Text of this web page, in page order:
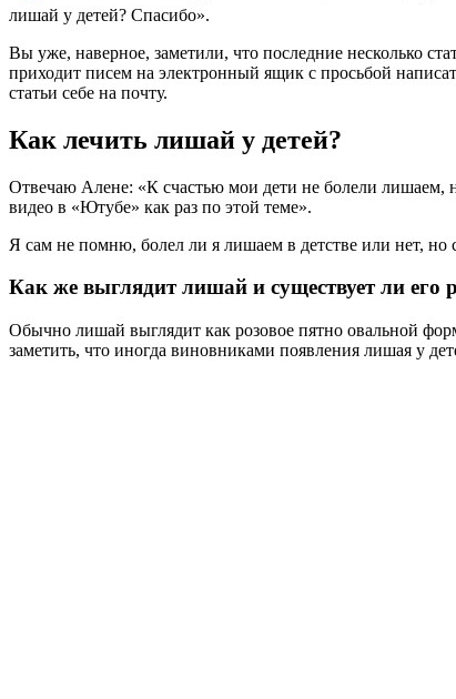
лишай у детей? Спасибо».
Вы уже, наверное, заметили, что последние несколько
приходит писем на электронный ящик с просьбой
статьи себе на почту.
Как лечить лишай у детей?
Отвечаю Алене: «К счастью мои дети не болели лишаем,
видео в «Ютубе» как раз по этой теме».
Я сам не помню, болел ли я лишаем в детстве или нет, но
Как же выглядит лишай и существует ли его
Обычно лишай выглядит как розовое пятно овальной
заметить, что иногда виновниками появления лишая у